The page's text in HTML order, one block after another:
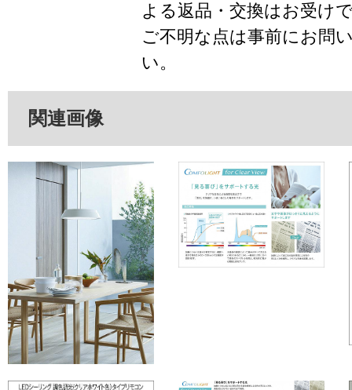
よる返品・交換はお受け
ご不明な点は事前にお問
い。
関連画像